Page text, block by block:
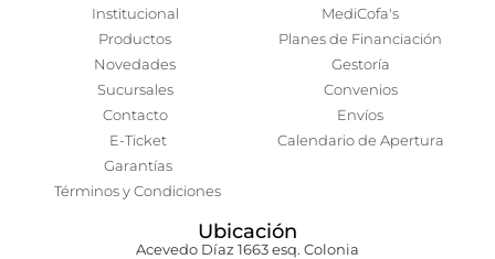
Institucional
Productos
Novedades
Sucursales
Contacto
E-Ticket
Garantías
Términos y Condiciones
MediCofa's
Planes de Financiación
Gestoría
Convenios
Envíos
Calendario de Apertura
Ubicación
Acevedo Díaz 1663 esq. Colonia